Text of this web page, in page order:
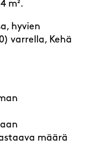
m².
hyvien
varrella, Kehä
määrä